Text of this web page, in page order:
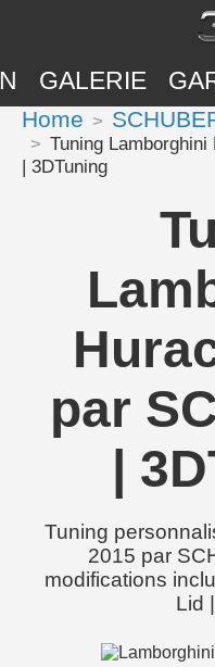
GALERIE
Home
Tuning
| 3DTuning
par
|
Tuning
2015 par
modifications
Lid